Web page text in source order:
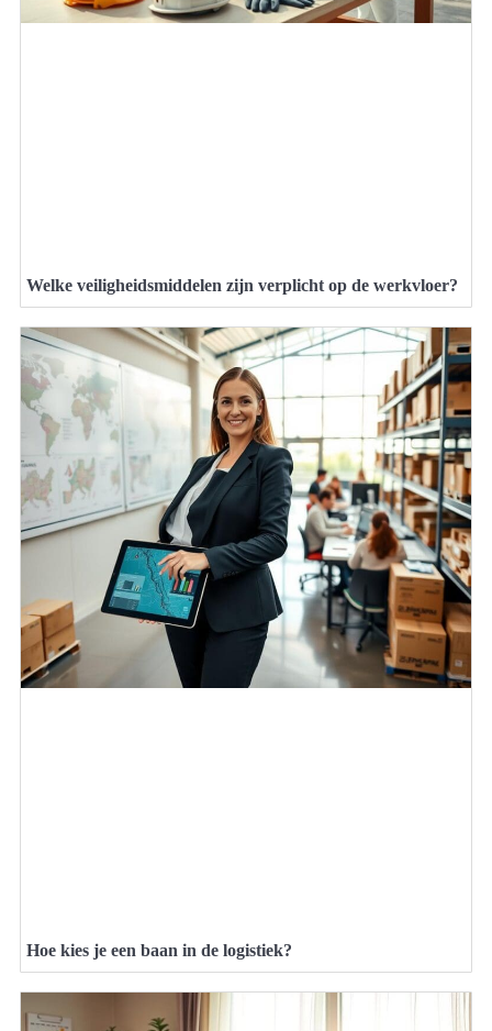
Welke veiligheidsmiddelen zijn verplicht op de werkvloer?
Hoe kies je een baan in de logistiek?